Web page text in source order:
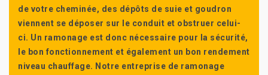
de votre cheminée, des dépôts de suie et goudron
viennent se déposer sur le conduit et obstruer celui-
ci. Un ramonage est donc nécessaire pour la sécurité,
le bon fonctionnement et également un bon rendement
niveau chauffage. Notre entreprise de ramonage